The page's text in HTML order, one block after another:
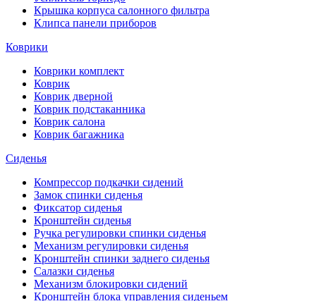
Крышка корпуса салонного фильтра
Клипса панели приборов
Коврики
Коврики комплект
Коврик
Коврик дверной
Коврик подстаканника
Коврик салона
Коврик багажника
Сиденья
Компрессор подкачки сидений
Замок спинки сиденья
Фиксатор сиденья
Кронштейн сиденья
Ручка регулировки спинки сиденья
Механизм регулировки сиденья
Кронштейн спинки заднего сиденья
Салазки сиденья
Механизм блокировки сидений
Кронштейн блока управления сиденьем